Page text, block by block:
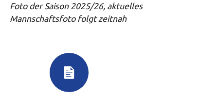
Foto der Saison 2025/26, aktuelles
Mannschaftsfoto folgt zeitnah